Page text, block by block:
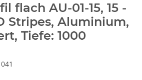
flach AU-01-15, 15 -
Stripes, Aluminium,
Tiefe: 1000